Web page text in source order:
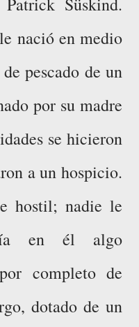
nació en medio
pescado de un
por su madre
se hicieron
a un hospicio.
hostil; nadie le
en él algo
completo de
dotado de un